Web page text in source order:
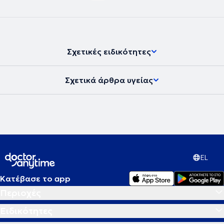
Σχετικές ειδικότητες
Σχετικά άρθρα υγείας
EL
Κατέβασε το app